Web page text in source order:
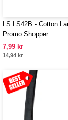
LS LS42B - Cotton
Promo Shopper
7,99 kr
14,94 kr